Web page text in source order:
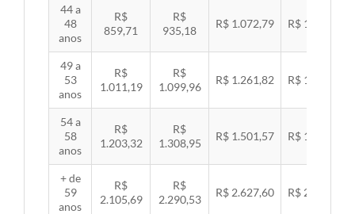
44 a
48
anos
R$
859,71
R$
935,18
R$ 1.072,79 R$ 1.105,53
49 a
53
anos
R$
1.011,19
R$
1.099,96
R$ 1.261,82 R$ 1.300,32
54 a
58
anos
R$
1.203,32
R$
1.308,95
R$ 1.501,57 R$ 1.547,38
+ de
59
anos
R$
2.105,69
R$
2.290,53
R$ 2.627,60 R$ 2.707,76